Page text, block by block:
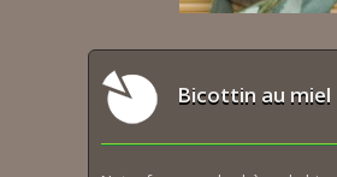
Bicottin au miel